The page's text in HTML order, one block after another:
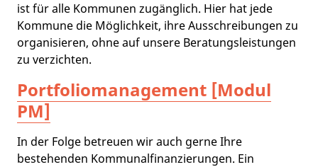
ist für alle Kommunen zugänglich. Hier hat jede
Kommune die Möglichkeit, ihre Ausschreibungen zu
organisieren, ohne auf unsere Beratungsleistungen
zu verzichten.
Portfoliomanagement [Modul
PM]
In der Folge betreuen wir auch gerne Ihre
bestehenden Kommunalfinanzierungen. Ein